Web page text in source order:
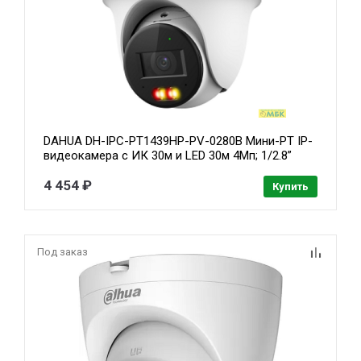
DAHUA DH-IPC-PT1439HP-PV-0280B Мини-PT IP-
видеокамера с ИК 30м и LED 30м 4Мп; 1/2.8”
микрофон+динамик
4 454 ₽ Купить
Под заказ